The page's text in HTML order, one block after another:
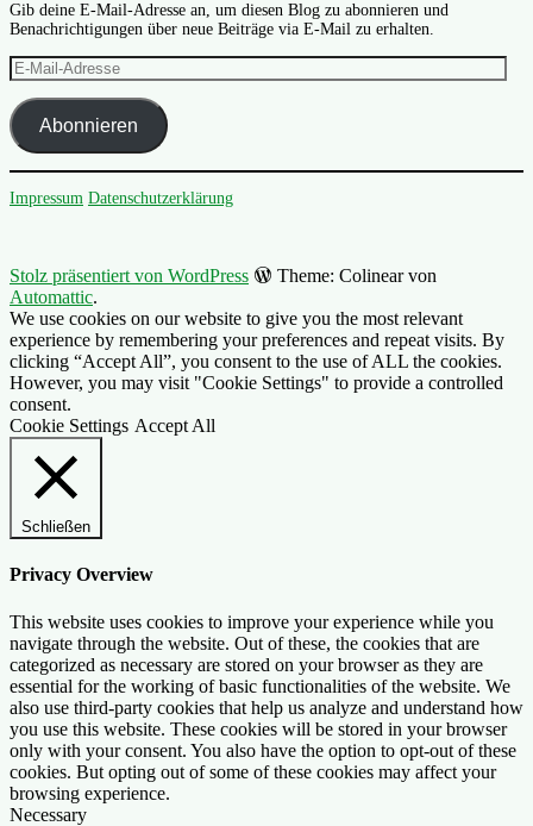
Gib deine E-Mail-Adresse an, um diesen Blog zu abonnieren und
Benachrichtigungen über neue Beiträge via E-Mail zu erhalten.
E-
Mail-
Adresse
Abonnieren
Impressum Datenschutzerklärung
Stolz präsentiert von WordPress
Theme: Colinear von
Automattic.
We use cookies on our website to give you the most relevant
experience by remembering your preferences and repeat visits. By
clicking “Accept All”, you consent to the use of ALL the cookies.
However, you may visit "Cookie Settings" to provide a controlled
consent.
Cookie Settings Accept All
Schließen
Privacy Overview
This website uses cookies to improve your experience while you
navigate through the website. Out of these, the cookies that are
categorized as necessary are stored on your browser as they are
essential for the working of basic functionalities of the website. We
also use third-party cookies that help us analyze and understand how
you use this website. These cookies will be stored in your browser
only with your consent. You also have the option to opt-out of these
cookies. But opting out of some of these cookies may affect your
browsing experience.
Necessary